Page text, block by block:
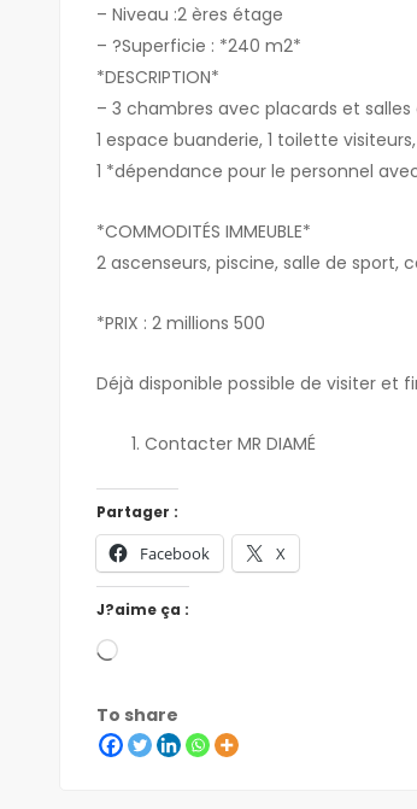
– Niveau :2 ères étage
– ?Superficie : *240 m2*
*DESCRIPTION*
– 3 chambres avec placards et salles
1 espace buanderie, 1 toilette
1 *dépendance pour le personnel
*COMMODITÉS IMMEUBLE*
2 ascenseurs, piscine, salle de sport,
*PRIX : 2 millions 500
Déjà disponible possible de visiter et
Contacter MR DIAMÉ
Partager :
Facebook X
J?aime ça :
To share